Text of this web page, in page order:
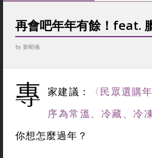
再會吧年年有餘！feat.
by 劉昭儀
專 家建議：
〈民眾選購
序為常溫、冷藏、冷凍
你想怎麼過年？